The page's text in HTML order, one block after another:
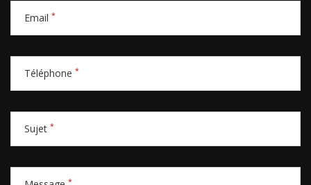
Email *
Téléphone *
Sujet *
*